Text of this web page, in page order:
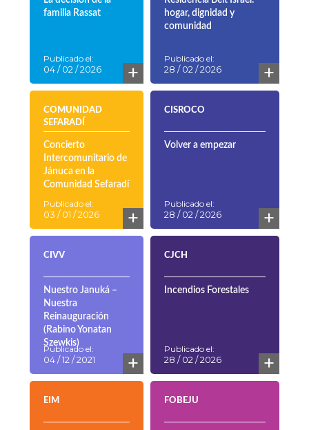
familia Rassat
Publicado el:
04 / 02 / 2026 +
hogar, dignidad y
comunidad
Publicado el:
28 / 02 / 2026 +
COMUNIDAD
SEFARADÍ
Concierto
Intercomunitario de
Jánuca en la
Comunidad Sefaradí
Publicado el:
03 / 01 / 2026 +
CISROCO
Volver a empezar
Publicado el:
28 / 02 / 2026 +
CIVV
Nuestro Januká –
Nuestra
Reinauguración
(Rabino Yonatan
Szewkis)
Publicado el:
04 / 12 / 2021 +
CJCH
Incendios Forestales
Publicado el:
28 / 02 / 2026 +
EIM FOBEJU